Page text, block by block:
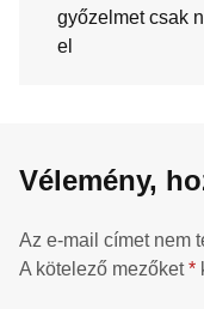
győzelmet csak
el
Vélemény,
Az e-mail címet nem
A kötelező mezőket*